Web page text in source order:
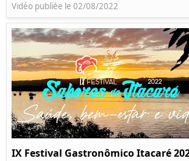
Vidéo publiée le 02/08/2022
IX Festival Gastronômico Itacaré